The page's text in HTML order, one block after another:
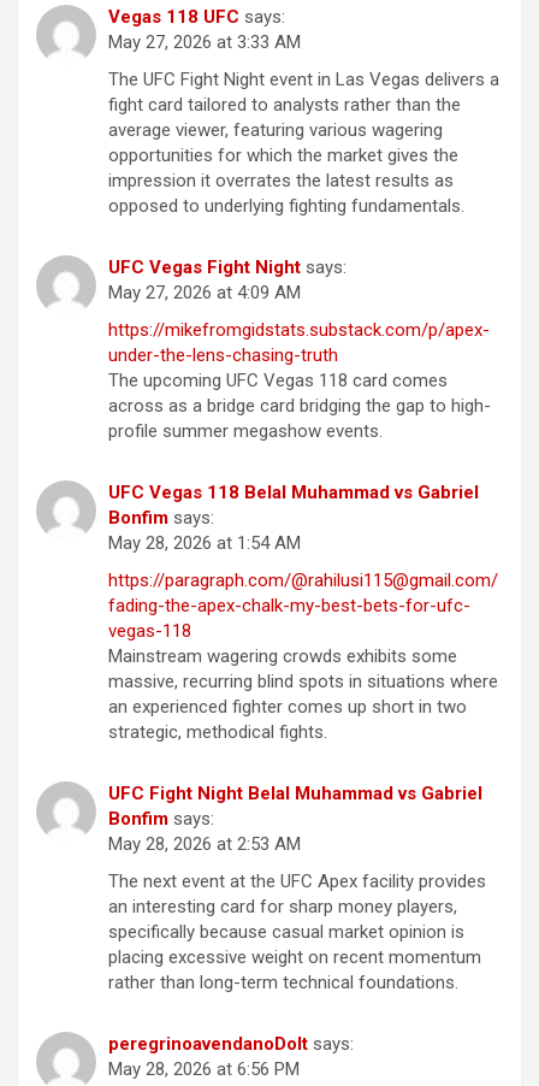
Vegas 118 UFC says:
May 27, 2026 at 3:33 AM
The UFC Fight Night event in Las Vegas delivers a
fight card tailored to analysts rather than the
average viewer, featuring various wagering
opportunities for which the market gives the
impression it overrates the latest results as
opposed to underlying fighting fundamentals.
UFC Vegas Fight Night says:
May 27, 2026 at 4:09 AM
https://mikefromgidstats.substack.com/p/apex-
under-the-lens-chasing-truth
The upcoming UFC Vegas 118 card comes
across as a bridge card bridging the gap to high-
profile summer megashow events.
UFC Vegas 118 Belal Muhammad vs Gabriel
Bonfim says:
May 28, 2026 at 1:54 AM
https://paragraph.com/@rahilusi115@gmail.com/
fading-the-apex-chalk-my-best-bets-for-ufc-
vegas-118
Mainstream wagering crowds exhibits some
massive, recurring blind spots in situations where
an experienced fighter comes up short in two
strategic, methodical fights.
UFC Fight Night Belal Muhammad vs Gabriel
Bonfim says:
May 28, 2026 at 2:53 AM
The next event at the UFC Apex facility provides
an interesting card for sharp money players,
specifically because casual market opinion is
placing excessive weight on recent momentum
rather than long-term technical foundations.
peregrinoavendanoDoIt says:
May 28, 2026 at 6:56 PM